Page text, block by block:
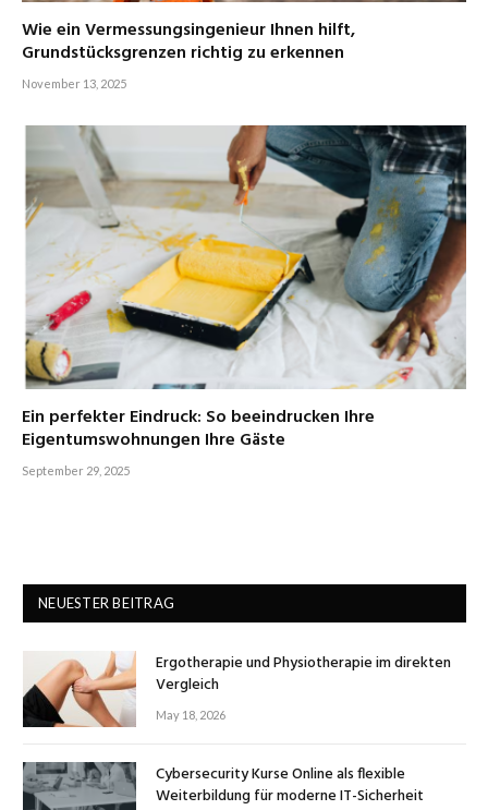
Wie ein Vermessungsingenieur Ihnen hilft,
Grundstücksgrenzen richtig zu erkennen
November 13, 2025
Ein perfekter Eindruck: So beeindrucken Ihre
Eigentumswohnungen Ihre Gäste
September 29, 2025
NEUESTER BEITRAG
Ergotherapie und Physiotherapie im direkten
Vergleich
May 18, 2026
Cybersecurity Kurse Online als flexible
Weiterbildung für moderne IT-Sicherheit